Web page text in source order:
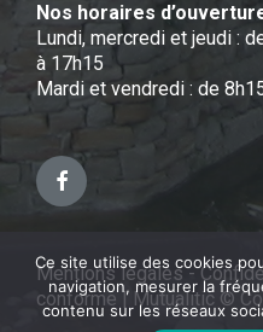
Nos horaires
Lundi, mercredi et jeudi :
à 17h15
Mardi et vendredi : de
Facebook
Mentions légales -
conforme| Mutualitic ©
Ce site utilise des cookies
navigation, mesurer la
contenu sur les réseaux